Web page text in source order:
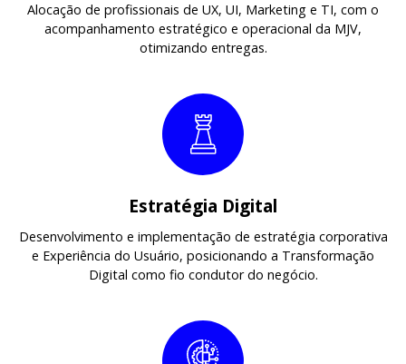
Alocação de profissionais de UX, UI, Marketing e TI, com o
acompanhamento estratégico e operacional da MJV,
otimizando entregas.
Estratégia Digital
Desenvolvimento e implementação de estratégia corporativa
e Experiência do Usuário, posicionando a Transformação
Digital como fio condutor do negócio.